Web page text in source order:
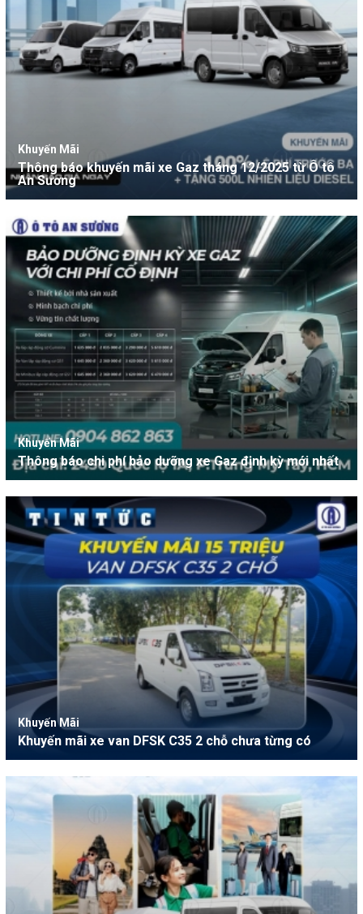
Khuyến Mãi
Thông báo khuyến mãi xe Gaz tháng 12/2025 từ Ô tô
An Sương
Khuyến Mãi
Thông báo chi phí bảo dưỡng xe Gaz định kỳ mới nhất
Khuyến Mãi
Khuyến mãi xe van DFSK C35 2 chỗ chưa từng có